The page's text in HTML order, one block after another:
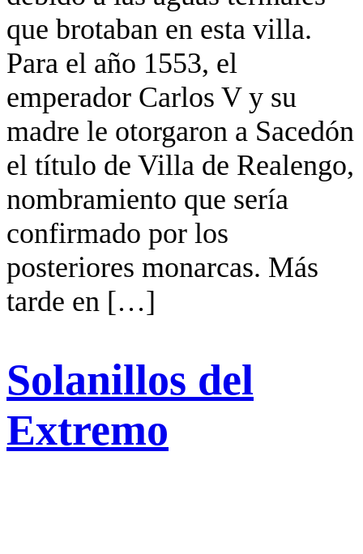
que brotaban en esta villa.
Para el año 1553, el
emperador Carlos V y su
madre le otorgaron a Sacedón
el título de Villa de Realengo,
nombramiento que sería
confirmado por los
posteriores monarcas. Más
tarde en […]
Solanillos del
Extremo